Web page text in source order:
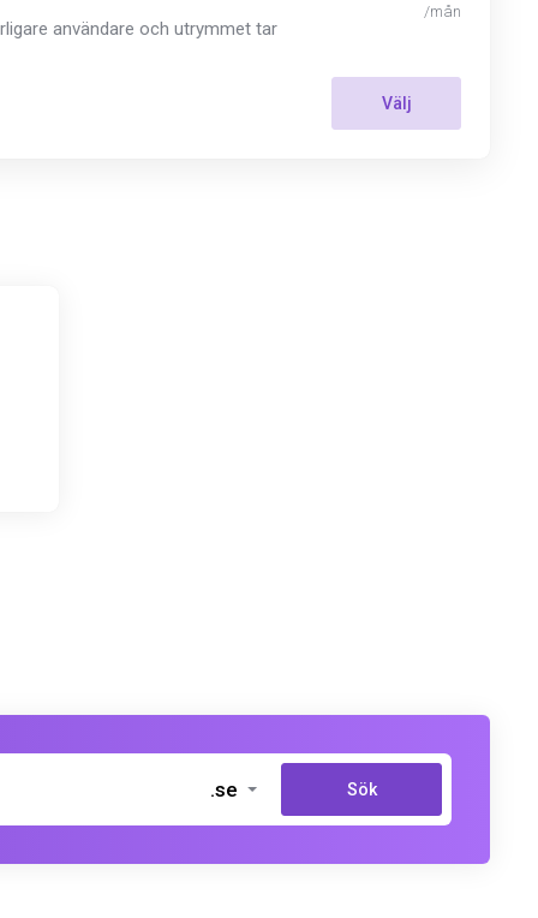
användare och utrymmet tar
/mån
Välj
.se Sök